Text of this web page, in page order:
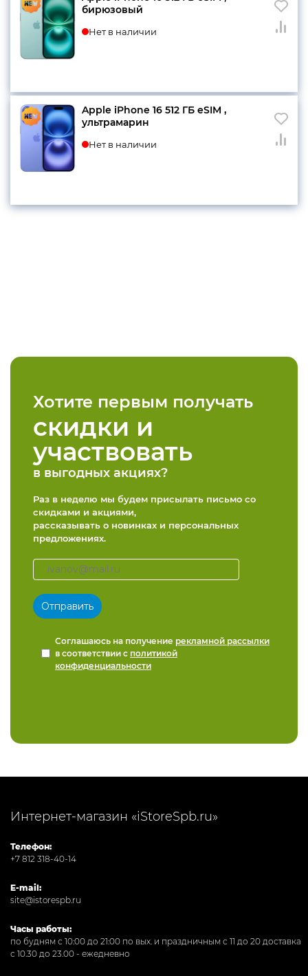
бирюзовый
Нет в наличии
Apple iPhone 16 512 ГБ eSIM ,
ультрамарин
Нет в наличии
Хотите первым получать
скидки и
участвовать
в выгодных акциях?
Раз в неделю мы будем присылать письмо со
скидками и акциями,
рассказывать о новинках и персональных
предложениях.
Соглашаюсь на получение рекламной рассылки
в соответствии с политикой
конфиденциальности
Интернет-магазин «iStoreSpb.ru»
Телефон:
+7 812 318-40-14
E-mail:
site@istorespb.ru
Часы работы:
по будням с 10:00 до 21:00 по вых. и праздничным с 11 до 20 доставка
с 10.30 до 23.00 - ежедневно